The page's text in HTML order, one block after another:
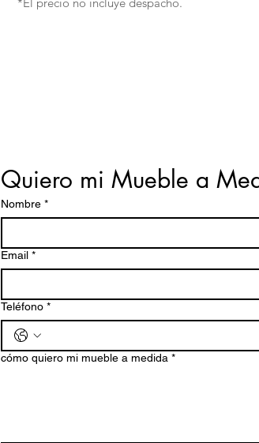
Quiero mi Mueble a
Nombre *
Email *
Teléfono *
cómo quiero mi mueble a medida *